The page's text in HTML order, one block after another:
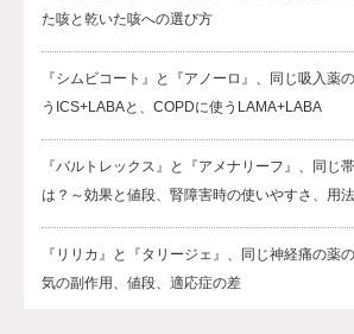
た咳と乾いた咳への選び方
『シムビコート』と『アノーロ』、同じ吸入薬
うICS+LABAと、COPDに使うLAMA+LABA
『バルトレックス』と『アメナリーフ』、同じ
は？～効果と値段、腎障害時の使いやすさ、用
『リリカ』と『タリージェ』、同じ神経痛の薬
気の副作用、値段、適応症の差